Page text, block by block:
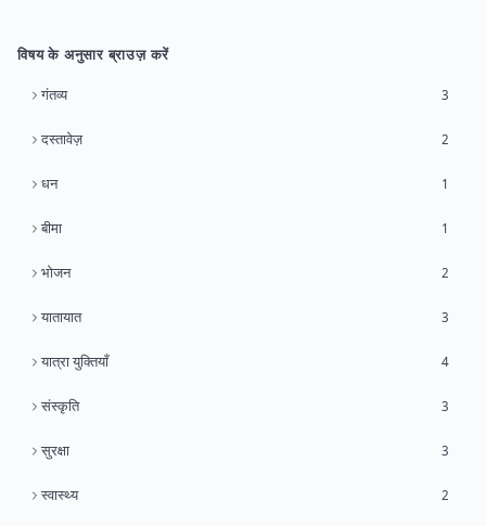
विषय के अनुसार ब्राउज़ करें
गंतव्य 3
दस्तावेज़ 2
धन 1
बीमा 1
भोजन 2
यातायात 3
यात्रा युक्तियाँ 4
संस्कृति 3
सुरक्षा 3
स्वास्थ्य 2